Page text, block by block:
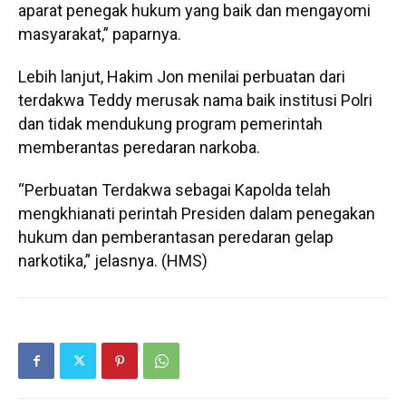
aparat penegak hukum yang baik dan mengayomi
masyarakat,” paparnya.
Lebih lanjut, Hakim Jon menilai perbuatan dari
terdakwa Teddy merusak nama baik institusi Polri
dan tidak mendukung program pemerintah
memberantas peredaran narkoba.
“Perbuatan Terdakwa sebagai Kapolda telah
mengkhianati perintah Presiden dalam penegakan
hukum dan pemberantasan peredaran gelap
narkotika,” jelasnya. (HMS)